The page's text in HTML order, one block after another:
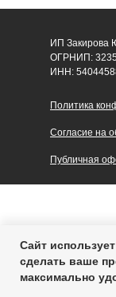
Сайт
сделать ваше
максимально
ИП Закирова
ОГРНИП:
ИНН:
Политика
Согласие на
Публичная